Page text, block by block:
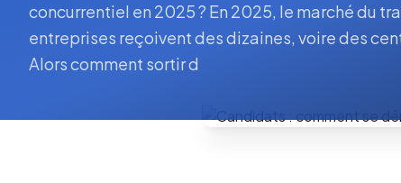
concurrentiel en 2025 ? En 2025, le marché du
entreprises reçoivent des dizaines, voire des
Alors comment sortir d